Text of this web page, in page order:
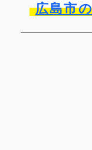
広島市